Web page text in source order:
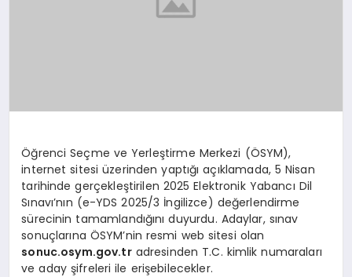
Öğrenci Seçme ve Yerleştirme Merkezi (ÖSYM),
internet sitesi üzerinden yaptığı açıklamada, 5 Nisan
tarihinde gerçekleştirilen 2025 Elektronik Yabancı Dil
Sınavı’nın (e-YDS 2025/3 İngilizce) değerlendirme
sürecinin tamamlandığını duyurdu. Adaylar, sınav
sonuçlarına ÖSYM’nin resmi web sitesi olan
sonuc.osym.gov.tradresinden T.C. kimlik numaraları
ve aday şifreleri ile erişebilecekler.